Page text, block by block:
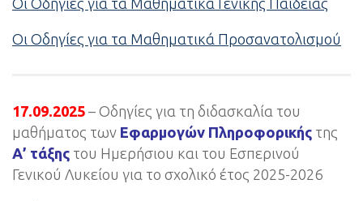
Οι Οδηγίες για τα Μαθηματικά Προσανατολισμού
17.09.2025 – Οδηγίες για τη διδασκαλία του
μαθήματος των Εφαρμογών Πληροφορικής της
Α’ τάξης του Ημερήσιου και του Εσπερινού
Γενικού Λυκείου για το σχολικό έτος 2025-2026